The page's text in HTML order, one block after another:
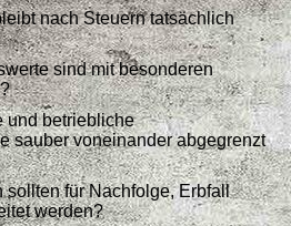
nach Steuern tatsächlich
sind mit besonderen
und betriebliche
sauber voneinander abgegrenzt
sollten für Nachfolge, Erbfall
werden?